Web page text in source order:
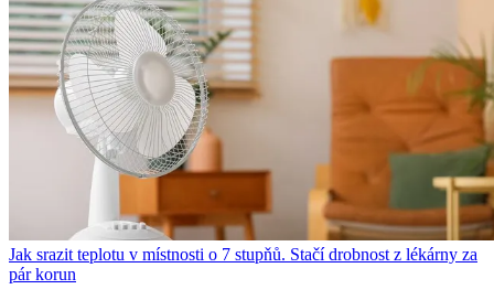
Jak srazit teplotu v místnosti o 7 stupňů. Stačí drobnost z lékárny za
pár korun